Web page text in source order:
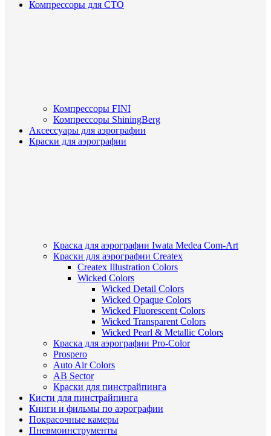
Компрессоры для СТО
Компрессоры FINI
Компрессоры ShiningBerg
Аксессуары для аэрографии
Краски для аэрографии
Краска для аэрографии Iwata Medea Com-Art
Краски для аэрографии Createx
Createx Illustration Colors
Wicked Colors
Wicked Detail Colors
Wicked Opaque Colors
Wicked Fluorescent Colors
Wicked Transparent Colors
Wicked Pearl & Metallic Colors
Краска для аэрографии Pro-Color
Prospero
Auto Air Colors
AB Sector
Краски для пинстрайпинга
Кисти для пинстрайпинга
Книги и фильмы по аэрографии
Покрасочные камеры
Пневмоинструменты